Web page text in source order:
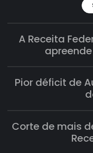
A Receita
Pior déficit de
Corte de mais